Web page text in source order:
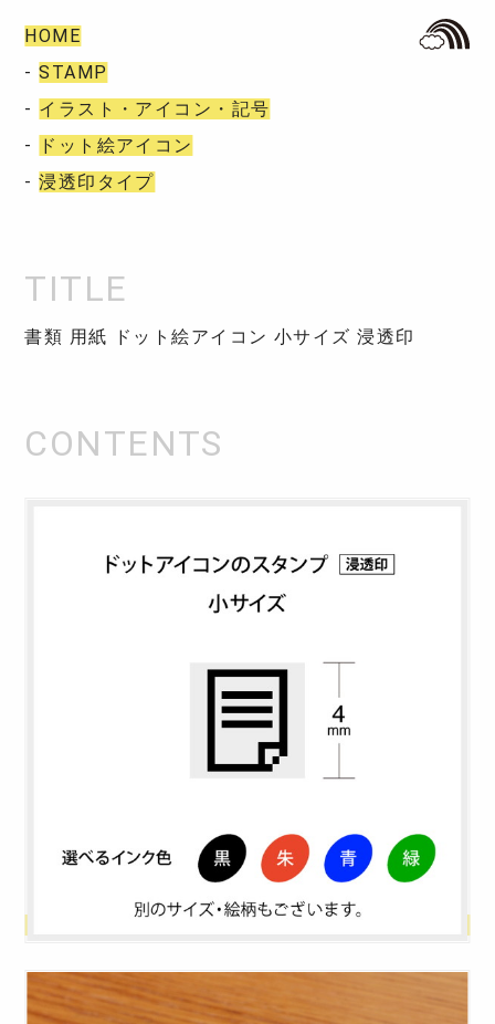
HOME
-STAMP
- イラスト・アイコン・記号
-
ドット絵アイコン
-浸透印タイプ
書類 用紙 ドット絵アイコン 小サイズ 浸透印